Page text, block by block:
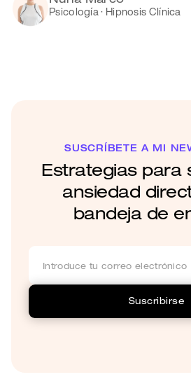
Psicología · Hipnosis Clínica
SUSCRÍBETE A MI
Estrategias para
ansiedad
bandeja de